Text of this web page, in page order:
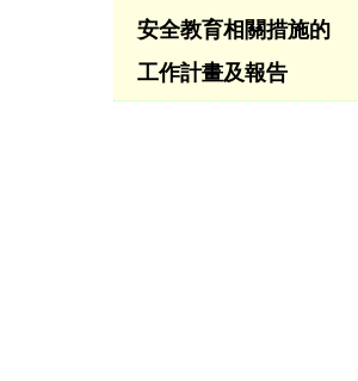
安全教育相關措施的
工作計畫及報告